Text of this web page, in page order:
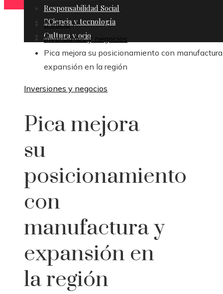
Responsabilidad Social
Ciencia y tecnología
Cultura y ocio
Inicio
Inversiones y negocios
Pica mejora su posicionamiento con
expansión en la región
Inversiones y negocios
Pica mejora
su
posicionamiento
con
manufactura y
expansión en
la región